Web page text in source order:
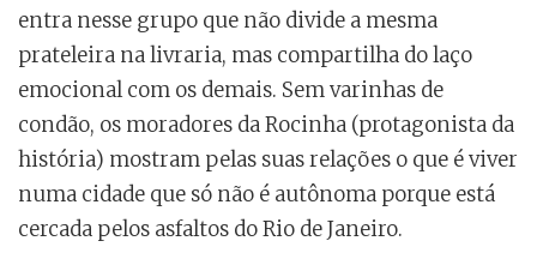
entra nesse grupo que não divide a mesma
prateleira na livraria, mas compartilha do laço
emocional com os demais. Sem varinhas de
condão, os moradores da Rocinha (protagonista da
história) mostram pelas suas relações o que é viver
numa cidade que só não é autônoma porque está
cercada pelos asfaltos do Rio de Janeiro.